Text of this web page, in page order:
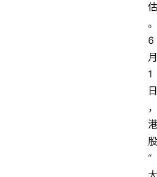
估
。
6
月
1
日
，
港
股
“
大